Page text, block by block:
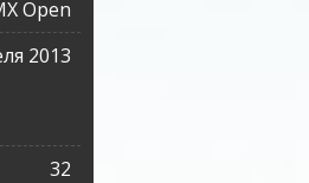
Open
2013
32